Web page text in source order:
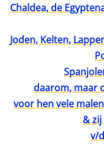
Chaldea, de
Joden, Kelten,
daarom, maar
voor hen vele
& zij
v/